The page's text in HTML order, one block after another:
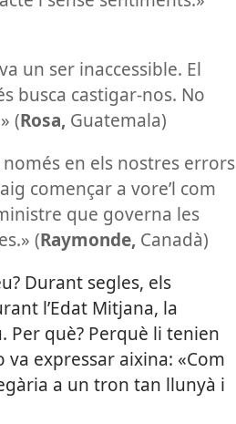
un ser inaccessible. El
busca castigar-nos. No
(Rosa, Guatemala)
en els nostres errors
començar a vore’l com
que governa les
(Raymonde, Canadà)
Durant segles, els
l’Edat Mitjana, la
Per què? Perquè li tenien
expressar aixina: «Com
a un tron tan llunyà i